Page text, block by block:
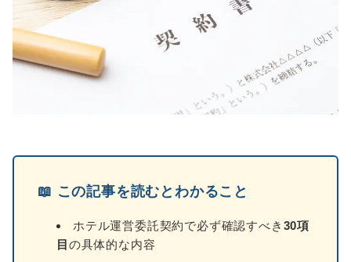
📖 この記事を読むとわかること
ホテル運営委託契約で必ず確認すべき 30項
目 の具体的な内容